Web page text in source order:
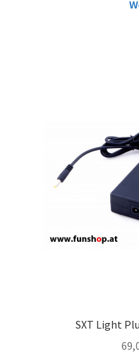
SXT Light